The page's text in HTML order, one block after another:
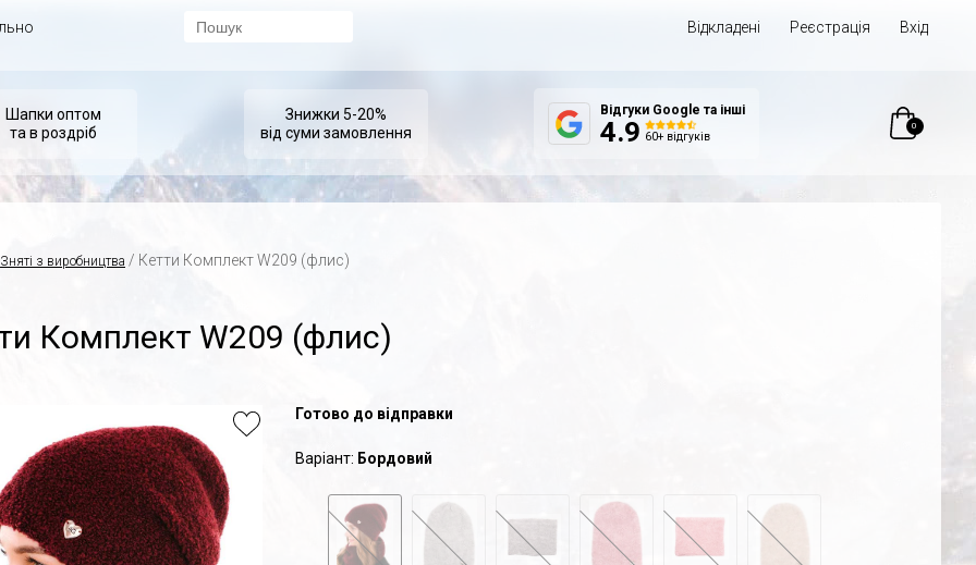
Відкладені Реєстрація Вхід
Шапки оптом
та в роздріб
Знижки 5-20%
від суми замовлення
Відгуки Google та інші
0
Зняті з виробництва / Кетти Комплект W209 (флис)
Комплект W209 (флис)
Готово до відправки
Варіант: Бордовий